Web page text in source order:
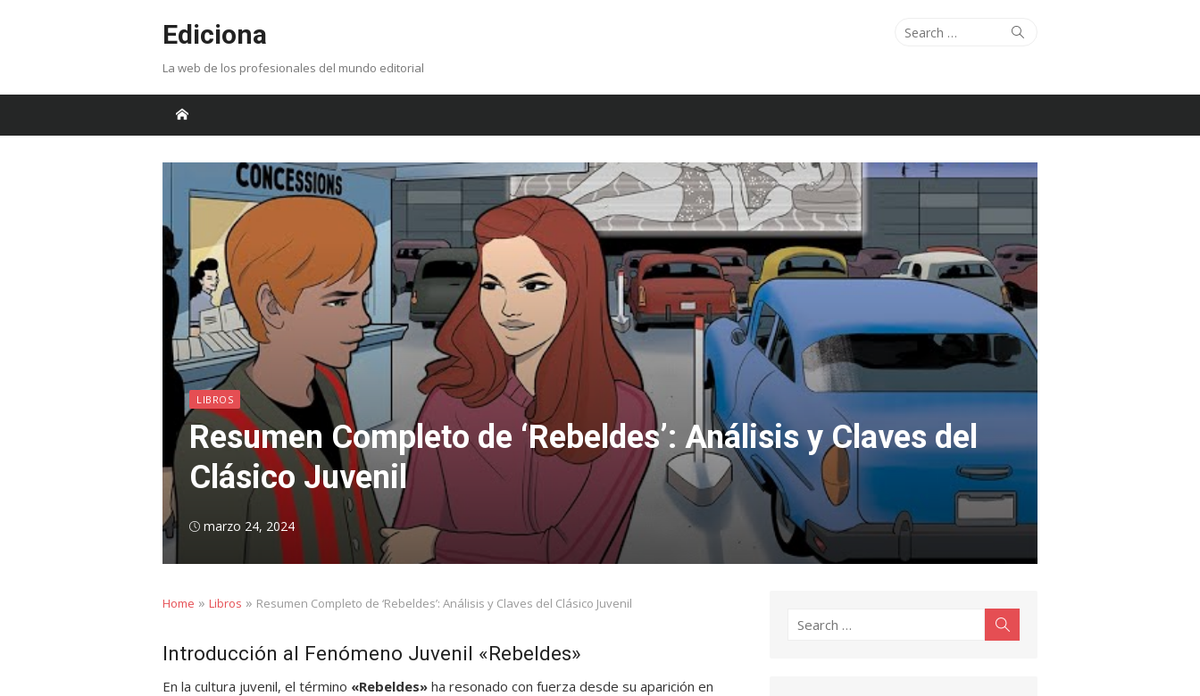
Ediciona
La web de los profesionales del mundo editorial
Search
Search
LIBROS
Resumen Completo de ‘Rebeldes’: Análisis y Claves del
Clásico Juvenil
Posted
marzo 24, 2024
Home » Libros » Resumen Completo de ‘Rebeldes’: Análisis y Claves del Clásico Juvenil
Introducción al Fenómeno Juvenil «Rebeldes»
En la cultura juvenil, el término «Rebeldes» ha resonado con fuerza desde su aparición en
Search